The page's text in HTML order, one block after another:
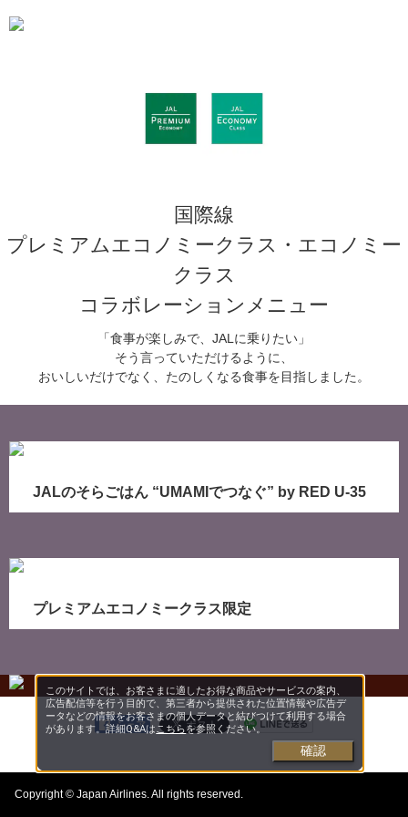
国際線
プレミアムエコノミークラス・エコノミー
クラス
コラボレーションメニュー
「食事が楽しみで、JALに乗りたい」
そう言っていただけるように、
おいしいだけでなく、たのしくなる食事を目指しました。
JALのそらごはん “UMAMIでつなぐ” by RED U-35
プレミアムエコノミークラス限定
シェア
Copyright © Japan Airlines. All rights reserved.
このサイトでは、お客さまに適したお得な商品やサービスの案内、
広告配信等を行う目的で、第三者から提供された位置情報や広告デ
ータなどの情報をお客さまの個人データと結びつけて利用する場合
があります。詳細Q&Aはこちらを参照ください。
確認